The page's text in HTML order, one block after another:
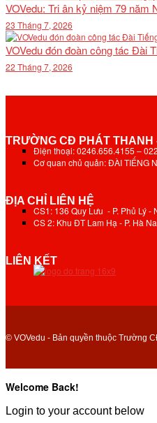
VOVedu: Tri ân kỷ niệm 79 năm
23 Tháng 7, 2026
VOVedu đón đoàn công tác Đài
22 Tháng 7, 2026
TRƯỜNG CĐ PHÁT THANH
Điện thoại: 0246.656.4155 –
Cơ quan chủ quản: ĐÀI TIẾNG
ĐỊA CHỈ LIÊN HỆ
CS1: 136 Quy Lưu - P. Phủ Lý -
CS 2: Khu ĐT Lam Hạ - P. Hà
LIÊN KẾT
© VOVedu - Bản quyền thuộc Trường
Welcome Back!
Login to your account below